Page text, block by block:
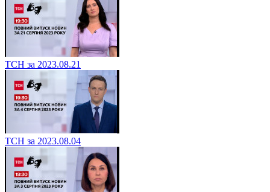
ТСН за 2023.08.21
ТСН за 2023.08.04